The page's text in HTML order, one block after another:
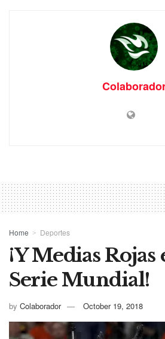
Home Deportes
¡Y Medias Rojas
Serie Mundial!
by Colaborador October 19, 2018